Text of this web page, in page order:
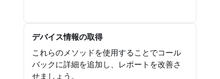
デバイス情報の取得
これらのメソッドを使用することでコール
バックに詳細を追加し、レポートを改善さ
せましょう。